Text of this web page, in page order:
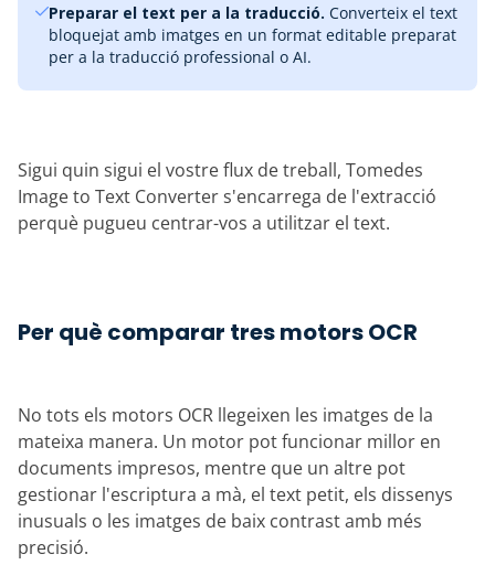
Preparar el text per a la traducció. Converteix el text
bloquejat amb imatges en un format editable preparat
per a la traducció professional o AI.
Sigui quin sigui el vostre flux de treball, Tomedes
Image to Text Converter s'encarrega de l'extracció
perquè pugueu centrar-vos a utilitzar el text.
Per què comparar tres motors OCR
No tots els motors OCR llegeixen les imatges de la
mateixa manera. Un motor pot funcionar millor en
documents impresos, mentre que un altre pot
gestionar l'escriptura a mà, el text petit, els dissenys
inusuals o les imatges de baix contrast amb més
precisió.